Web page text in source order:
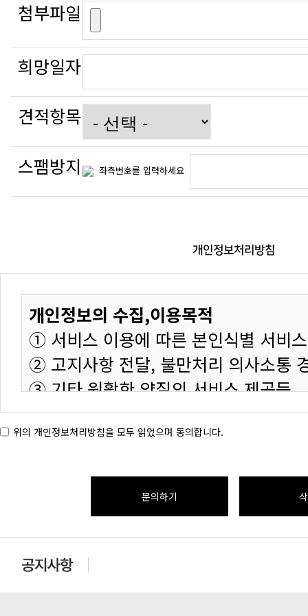
첨부파일
희망일자
견적항목
스팸방지 좌측번호를 입력하세요
개인정보처리방침
개인정보의 수집,이용목적
① 서비스 이용에 따른 본인식별 서비
② 고지사항 전달, 불만처리 의사소통
③ 기타 원활한 양질의 서비스 제공등
수집하는 개인정보의 항목
개인정보의 보유 및 이용기간
하지 않습니다.
위의 개인정보처리방침을 모두 읽었으며 동의합니다.
문의하기